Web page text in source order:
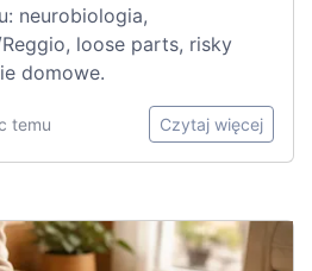
neurobiologia,
loose parts, risky
domowe.
temu Czytaj więcej